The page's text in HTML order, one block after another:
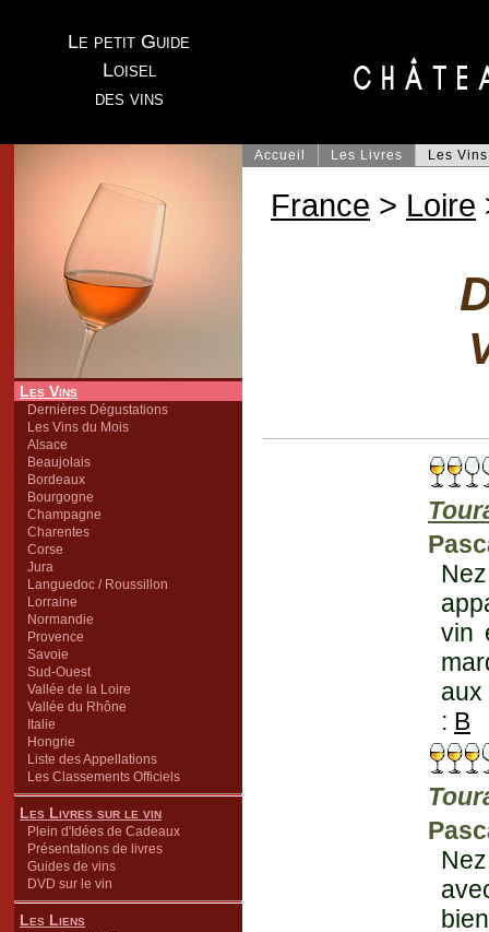
Le petit Guide
Loisel
des vins
Les Vins
Dernières Dégustations
Les Vins du Mois
Alsace
Beaujolais
Bordeaux
Bourgogne
Champagne
Charentes
Corse
Jura
Languedoc / Roussillon
Lorraine
Normandie
Provence
Savoie
Sud-Ouest
Vallée de la Loire
Vallée du Rhône
Italie
Hongrie
Liste des Appellations
Les Classements Officiels
Les Livres sur le vin
Plein d'Idées de Cadeaux
Présentations de livres
Guides de vins
DVD sur le vin
Les Liens
Accueil Les Livres Les Vins
France > Loire
vin
aux
: B